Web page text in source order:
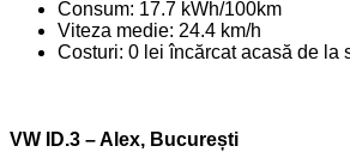
Consum: 17.7 kWh/100km
Viteza medie: 24.4 km/h
Costuri: 0 lei încărcat acasă de la
VW ID.3 – Alex, București